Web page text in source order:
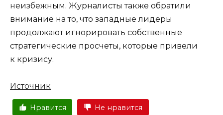
неизбежным. Журналисты также обратили
внимание на то, что западные лидеры
продолжают игнорировать собственные
стратегические просчеты, которые привели
к кризису.
Источник
Нравится Не нравится